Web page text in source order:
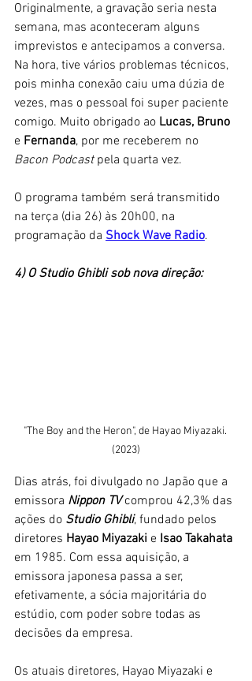
Originalmente, a gravação seria nesta
semana, mas aconteceram alguns
imprevistos e antecipamos a conversa.
Na hora, tive vários problemas técnicos,
pois minha conexão caiu uma dúzia de
vezes, mas o pessoal foi super paciente
comigo. Muito obrigado ao Lucas, Bruno
e Fernanda, por me receberem no
Bacon Podcast pela quarta vez.
O programa também será transmitido
na terça (dia 26) às 20h00, na
programação da Shock Wave Radio.
4) O Studio Ghibli sob nova direção:
"The Boy and the Heron", de Hayao Miyazaki.
(2023)
Dias atrás, foi divulgado no Japão que a
emissora Nippon TV comprou 42,3% das
ações do Studio Ghibli, fundado pelos
diretores Hayao Miyazaki e Isao Takahata
em 1985. Com essa aquisição, a
emissora japonesa passa a ser,
efetivamente, a sócia majoritária do
estúdio, com poder sobre todas as
decisões da empresa.
Os atuais diretores, Hayao Miyazaki e